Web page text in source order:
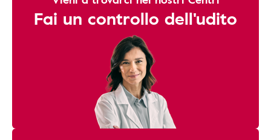
Fai un controllo dell'udito